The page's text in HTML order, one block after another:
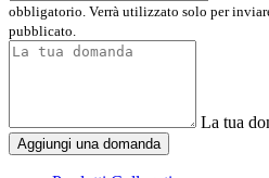
obbligatorio. Verrà utilizzato solo per
pubblicato.
La tua
Aggiungi una domanda